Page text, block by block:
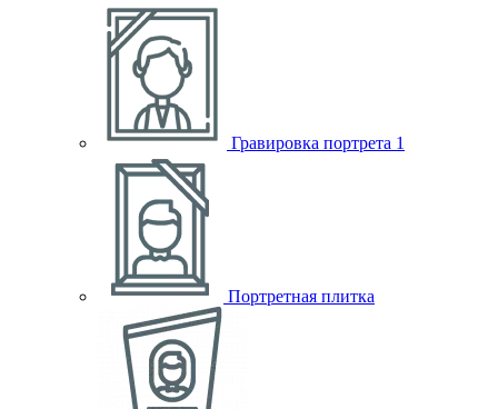
Гравировка портрета 1
Портретная плитка